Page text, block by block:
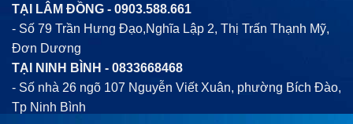
TẠI LÂM ĐỒNG - 0903.588.661
- Số 79 Trần Hưng Đạo,Nghĩa Lập 2, Thị Trấn Thạnh Mỹ,
Đơn Dương
TẠI NINH BÌNH - 0833668468
- Số nhà 26 ngõ 107 Nguyễn Viết Xuân, phường Bích Đào,
Tp Ninh Bình